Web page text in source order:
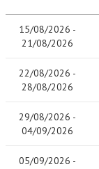
15/08/2026 -
21/08/2026
22/08/2026 -
28/08/2026
29/08/2026 -
04/09/2026
05/09/2026 -